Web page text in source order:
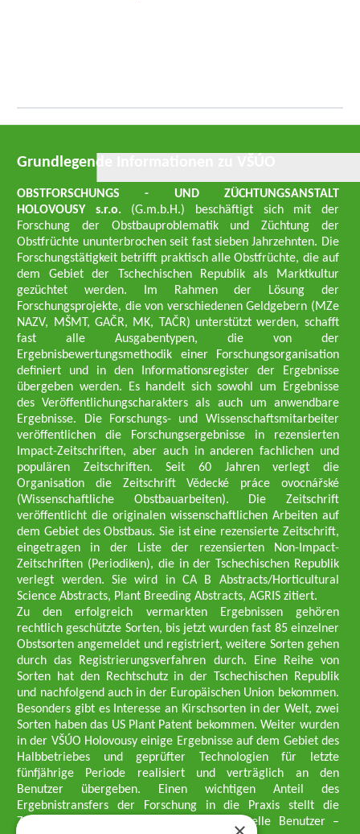
Grundlegende Informationen zu VŠÚO
OBSTFORSCHUNGS - UND ZÜCHTUNGSANSTALT
HOLOVOUSY s.r.o. (G.m.b.H.) beschäftigt sich mit der
Forschung der Obstbauproblematik und Züchtung der
Obstfrüchte ununterbrochen seit fast sieben Jahrzehnten. Die
Forschungstätigkeit betrifft praktisch alle Obstfrüchte, die auf
dem Gebiet der Tschechischen Republik als Marktkultur
gezüchtet werden. Im Rahmen der Lösung der
Forschungsprojekte, die von verschiedenen Geldgebern (MZe
NAZV, MŠMT, GAČR, MK, TAČR) unterstützt werden, schafft
fast alle Ausgabentypen, die von der
Ergebnisbewertungsmethodik einer Forschungsorganisation
definiert und in den Informationsregister der Ergebnisse
übergeben werden. Es handelt sich sowohl um Ergebnisse
des Veröffentlichungscharakters als auch um anwendbare
Ergebnisse. Die Forschungs- und Wissenschaftsmitarbeiter
veröffentlichen die Forschungsergebnisse in rezensierten
Impact-Zeitschriften, aber auch in anderen fachlichen und
populären Zeitschriften. Seit 60 Jahren verlegt die
Organisation die Zeitschrift Vědecké práce ovocnářské
(Wissenschaftliche Obstbauarbeiten). Die Zeitschrift
veröffentlicht die originalen wissenschaftlichen Arbeiten auf
dem Gebiet des Obstbaus. Sie ist eine rezensierte Zeitschrift,
eingetragen in der Liste der rezensierten Non-Impact-
Zeitschriften (Periodiken), die in der Tschechischen Republik
verlegt werden. Sie wird in CA B Abstracts/Horticultural
Science Abstracts, Plant Breeding Abstracts, AGRIS zitiert.
Zu den erfolgreich vermarkten Ergebnissen gehören
rechtlich geschützte Sorten, bis jetzt wurden fast 85 einzelner
Obstsorten angemeldet und registriert, weitere Sorten gehen
durch das Registrierungsverfahren durch. Eine Reihe von
Sorten hat den Rechtschutz in der Tschechischen Republik
und nachfolgend auch in der Europäischen Union bekommen.
Besonders gibt es Interesse an Kirschsorten in der Welt, zwei
Sorten haben das US Plant Patent bekommen. Weiter wurden
in der VŠÚO Holovousy einige Ergebnisse auf dem Gebiet des
Halbbetriebes und geprüfter Technologien für letzte
fünfjährige Periode realisiert und verträglich an den
Benutzer übergeben. Einen wichtigen Anteil des
Ergebnistransfers der Forschung in die Praxis stellt die
Züchtungsmethodik dar, die an professionelle Benutzer –